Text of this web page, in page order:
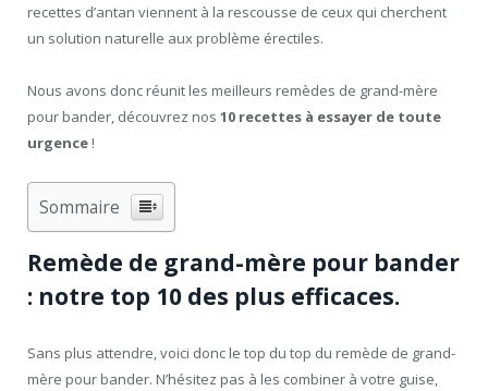
recettes d’antan viennent à la rescousse de ceux qui cherchent
un solution naturelle aux problème érectiles.
Nous avons donc réunit les meilleurs remèdes de grand-mère
pour bander, découvrez nos 10 recettes à essayer de toute
urgence !
Sommaire
Remède de grand-mère pour bander
: notre top 10 des plus efficaces.
Sans plus attendre, voici donc le top du top du remède de grand-
mère pour bander. N’hésitez pas à les combiner à votre guise,